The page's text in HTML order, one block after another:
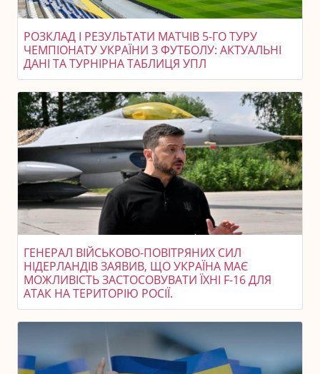
РОЗКЛАД І РЕЗУЛЬТАТИ МАТЧІВ 5-ГО ТУРУ
ЧЕМПІОНАТУ УКРАЇНИ З ФУТБОЛУ: АКТУАЛЬНІ
ДАНІ ТА ТУРНІРНА ТАБЛИЦЯ УПЛ
ГЕНЕРАЛ ВІЙСЬКОВО-ПОВІТРЯНИХ СИЛ
НІДЕРЛАНДІВ ЗАЯВИВ, ЩО УКРАЇНА МАЄ
МОЖЛИВІСТЬ ЗАСТОСОВУВАТИ ЇХНІ F-16 ДЛЯ
АТАК НА ТЕРИТОРІЮ РОСІЇ.